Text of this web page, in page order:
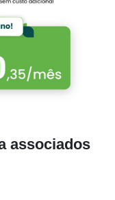
associados